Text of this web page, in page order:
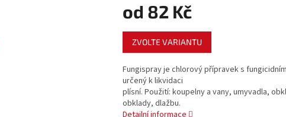
od 82 Kč
Měrná
cena:
ZVOLTE VARIANTU
Fungispray je chlorový přípravek s
určený k likvidaci
plísní. Použití: koupelny a vany, umyvadla,
obklady, dlažbu.